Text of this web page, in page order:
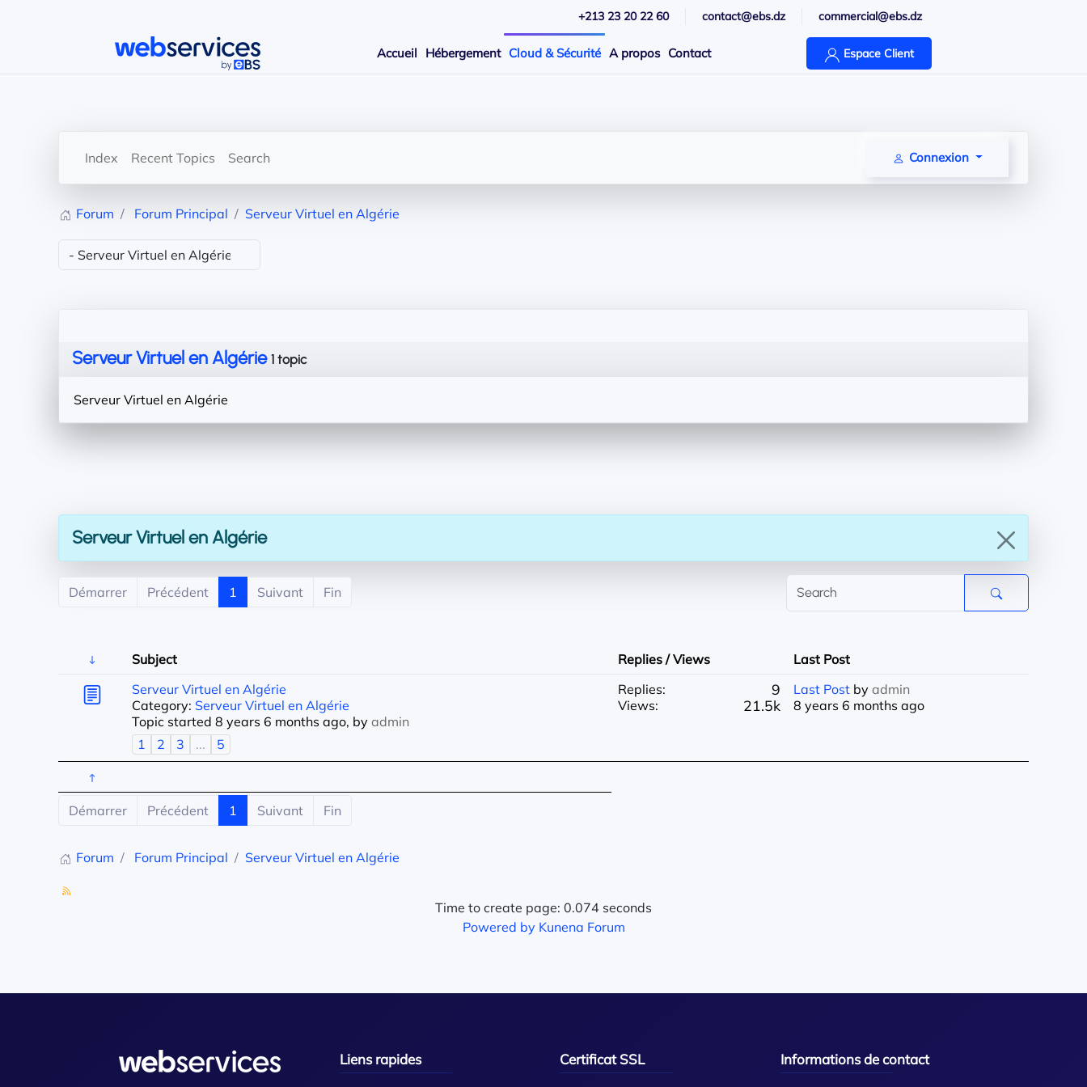
Accéder au contenu principal
+213 23 20 22 60 contact@ebs.dz commercial@ebs.dz
Accueil Hébergement Cloud & Sécurité A propos Contact Espace Client
Index Recent Topics Search Connexion
Forum Forum Principal Serveur Virtuel en Algérie
Serveur Virtuel en Algérie 1 topic
Serveur Virtuel en Algérie
Serveur Virtuel en Algérie
Démarrer Précédent 1 Suivant Fin
Subject Replies / Views
Last Post
Serveur Virtuel en Algérie
Category: Serveur Virtuel en Algérie
Topic started 8 years 6 months ago, by admin
1
2 3 ... 5
Replies: 9
Views: 21.5k
Last Post by admin
8 years 6 months ago
Démarrer Précédent 1 Suivant Fin
Forum Forum Principal Serveur Virtuel en Algérie
Time to create page: 0.074 seconds
Powered by Kunena Forum
Liens rapides Certificat SSL Informations de contact